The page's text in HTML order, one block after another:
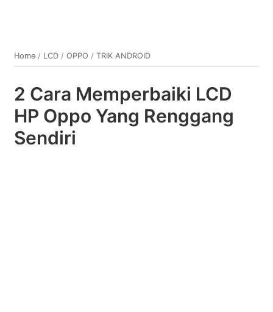
Home / LCD /OPPO /TRIK ANDROID
2 Cara Memperbaiki LCD
HP Oppo Yang Renggang
Sendiri